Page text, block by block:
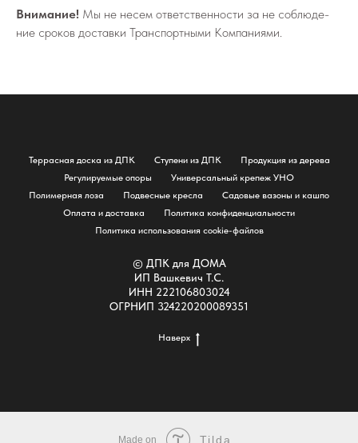
Внимание! Мы не не­сем от­вет­ствен­но­сти за не со­блю­де­
ние сро­ков до­став­ки Транс­порт­ны­ми Ком­па­ни­я­ми.
Террасная доска из ДПК Ступени из ДПК
Продукция из дерева
Регулируемые опоры
Универсальный крепеж УНО
Полимерная лоза
Подвесные кресла
Садовые вазоны и кашпо
Оплата и доставка
Политика конфиденциальности
Политика использования cookie-файлов
© ДПК для ДОМА
ИП Вашкевич Т.С.
ИНН 222106803024
ОГРНИП 324220200089351
Наверх
Made on Tilda